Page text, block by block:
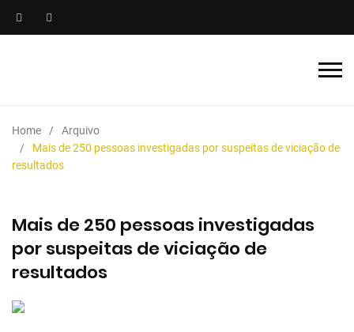
Home
Arquivo
Mais de 250 pessoas investigadas por suspeitas de viciação de
resultados
Mais de 250 pessoas investigadas
por suspeitas de viciação de
resultados